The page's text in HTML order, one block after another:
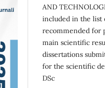
AND
included in the list
recommended for
main scientific
dissertations
for the scientific
DSc